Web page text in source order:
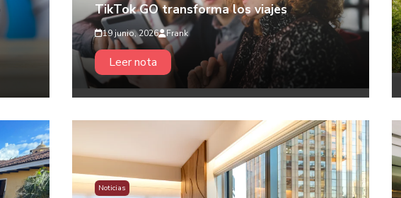
TikTok GO transforma los viajes
19 junio, 2026 Frank
Leer nota
Noticias